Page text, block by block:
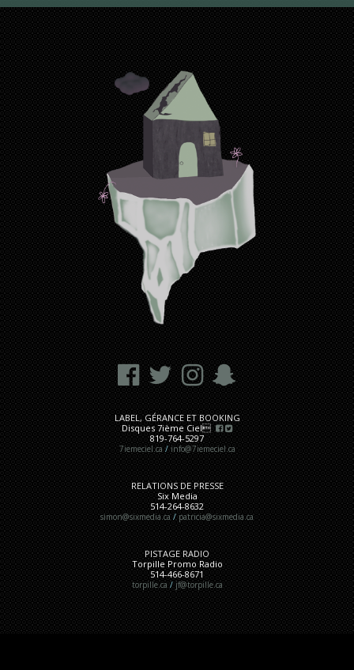
LABEL, GÉRANCE ET BOOKING
Disques 7ième Ciel
819-764-5297
7iemeciel.ca / info@7iemeciel.ca
RELATIONS DE PRESSE
Six Media
514-264-8632
simon@sixmedia.ca / patricia@sixmedia.ca
PISTAGE RADIO
Torpille Promo Radio
514-466-8671
torpille.ca / jf@torpille.ca